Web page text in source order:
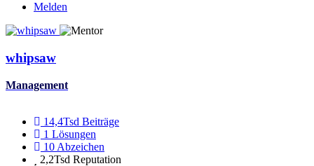
Melden
whipsaw
Management
14,4Tsd Beiträge
1 Lösungen
10 Abzeichen
2,2Tsd Reputation